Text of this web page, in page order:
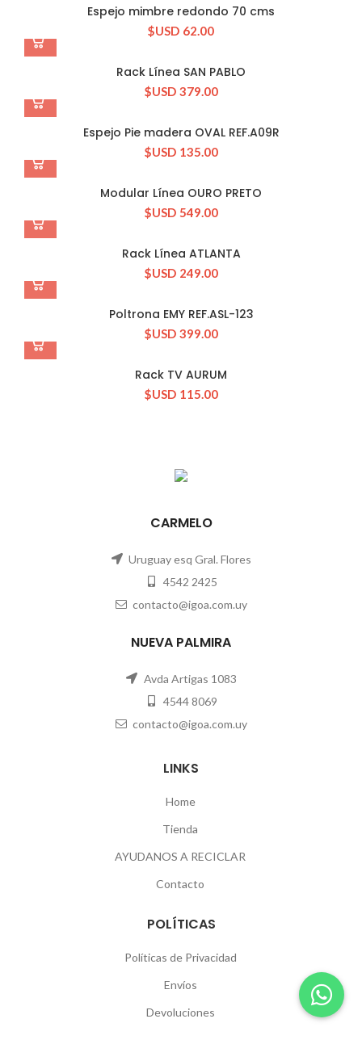
Espejo mimbre redondo 70 cms
$USD 62.00
Rack Línea SAN PABLO
$USD 379.00
Espejo Pie madera OVAL REF.A09R
$USD 135.00
Modular Línea OURO PRETO
$USD 549.00
Rack Línea ATLANTA
$USD 249.00
Poltrona EMY REF.ASL-123
$USD 399.00
Rack TV AURUM
$USD 115.00
CARMELO
Uruguay esq Gral. Flores
4542 2425
contacto@igoa.com.uy
NUEVA PALMIRA
Avda Artigas 1083
4544 8069
contacto@igoa.com.uy
LINKS
Home
Tienda
AYUDANOS A RECICLAR
Contacto
POLÍTICAS
Políticas de Privacidad
Envíos
Devoluciones